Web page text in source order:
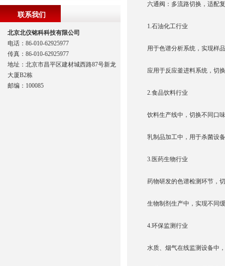
六通阀：多流路切换，适配
1.石油化工行业
用于色谱分析系统，实现样
应用于反应釜进料系统，切
2.食品饮料行业
饮料生产线中，切换不同口
乳制品加工中，用于杀菌设
3.医药生物行业
药物研发的色谱检测环节，
生物制剂生产中，实现不同
4.环保监测行业
水质、烟气在线监测设备中
联系我们
北京北仪铭科科技有限公司
电话：86-010-62925977
传真：86-010-62925977
地址：北京市昌平区建材城西路87号新龙
大厦B2栋
邮编：100085